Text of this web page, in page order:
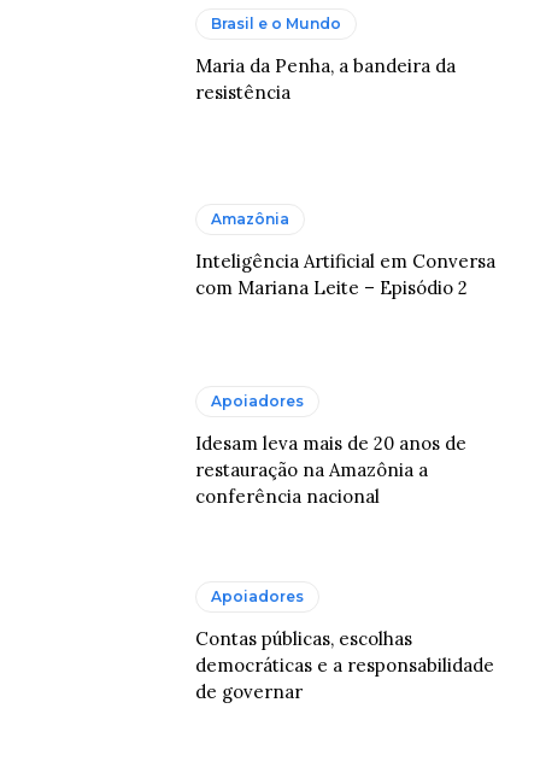
Brasil e o Mundo
Maria da Penha, a bandeira da
resistência
Amazônia
Inteligência Artificial em Conversa
com Mariana Leite – Episódio 2
Apoiadores
Idesam leva mais de 20 anos de
restauração na Amazônia a
conferência nacional
Apoiadores
Contas públicas, escolhas
democráticas e a responsabilidade
de governar